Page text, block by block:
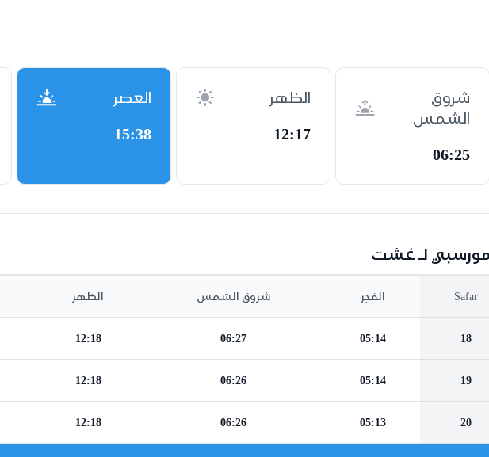
شروق
الشمس
06:25
الظهر
12:17
العصر
15:38
مورسبي لـ غشت
Safar الفجر شروق الشمس الظهر
18
05:14
06:27
12:18
19
05:14
06:26
12:18
20
05:13
06:26
12:18